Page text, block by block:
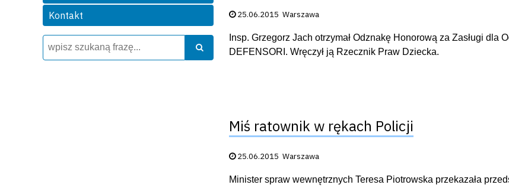
Kontakt
Wyszukiwarka
Szukaj
Data publikacji:
25.06.2015 Warszawa
Insp. Grzegorz Jach otrzymał Odznakę Honorową za Zasługi dla
DEFENSORI. Wręczył ją Rzecznik Praw Dziecka.
Miś ratownik w rękach Policji
Data publikacji:
25.06.2015 Warszawa
Minister spraw wewnętrznych Teresa Piotrowska przekazała